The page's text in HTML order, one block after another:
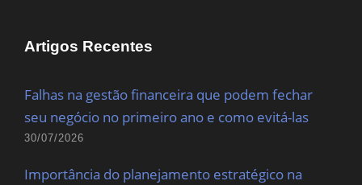
Artigos Recentes
Falhas na gestão financeira que podem fechar
seu negócio no primeiro ano e como evitá-las
30/07/2026
Importância do planejamento estratégico na